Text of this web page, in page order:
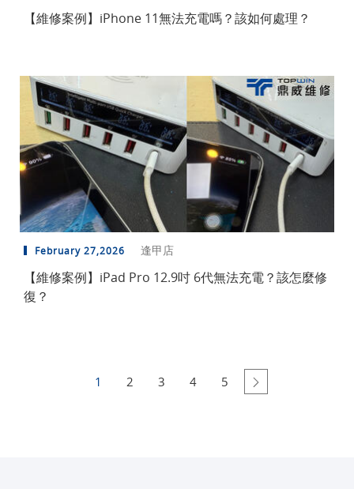
【維修案例】iPhone 11無法充電嗎？該如何處理？
February 27,2026 逢甲店
【維修案例】iPad Pro 12.9吋 6代無法充電？該怎麼修
復？
1 2 3 4 5